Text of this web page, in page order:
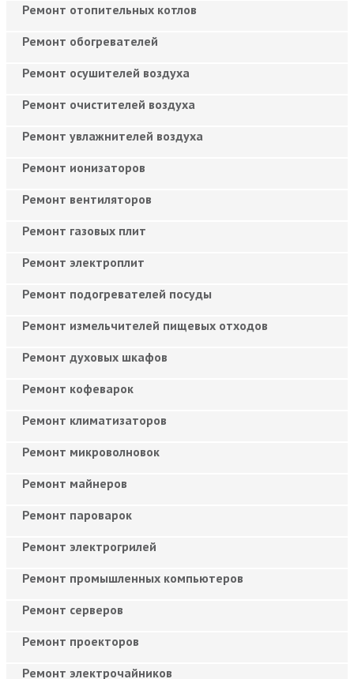
Ремонт отопительных котлов
Ремонт обогревателей
Ремонт осушителей воздуха
Ремонт очистителей воздуха
Ремонт увлажнителей воздуха
Ремонт ионизаторов
Ремонт вентиляторов
Ремонт газовых плит
Ремонт электроплит
Ремонт подогревателей посуды
Ремонт измельчителей пищевых отходов
Ремонт духовых шкафов
Ремонт кофеварок
Ремонт климатизаторов
Ремонт микроволновок
Ремонт майнеров
Ремонт пароварок
Ремонт электрогрилей
Ремонт промышленных компьютеров
Ремонт серверов
Ремонт проекторов
Ремонт электрочайников